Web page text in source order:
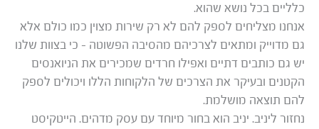
כלליים בכל נושא שהוא.
אנחנו מצליחים לספק להם לא רק שירות מצוין כמו כולם אלא
גם מדוייק ומתאים לצרכיהם מהסיבה הפשוטה – כי בצוות שלנו
יש גם כותבים דתיים ואפילו חרדים שמכירים את הניואנסים
הקטנים ובעיקר את הצרכים של הלקוחות הללו ויכולים לספק
להם תוצאה מושלמת.
נחזור ליניב. יניב הוא בחור מיוחד עם עסק מדהים. הייטקיסט